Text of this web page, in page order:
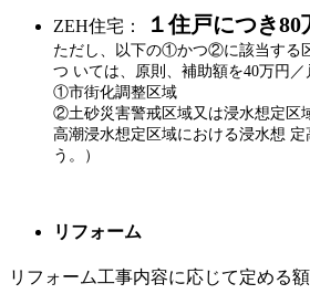
ZEH住宅： １住戸につき80
ただし、以下の①かつ②に該当する
つ いては、原則、補助額を40万円／
①市街化調整区域
②土砂災害警戒区域又は浸水想定区
高潮浸水想定区域における浸水想
う。）
リフォーム
リフォーム工事内容に応じて定める額